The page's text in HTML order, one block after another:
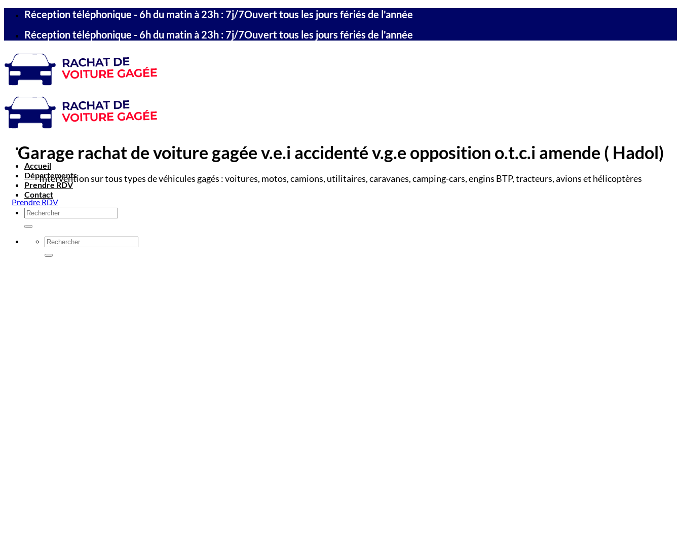
Passer
contenu
Réception téléphonique - 6h du matin à 23h : 7j/7Ouvert tous les jours fériés de l'année
Réception téléphonique - 6h du matin à 23h : 7j/7Ouvert tous les jours fériés de l'année
Accueil
Départements
Prendre RDV
Contact
Garage rachat de voiture gagée v.e.i accidenté v.g.e opposition o.t.c.i amende ( Hadol)
Intervention sur tous types de véhicules gagés : voitures, motos, camions, utilitaires, caravanes, camping-cars, engins BTP, tracteurs, avions et hélicoptères
Prendre RDV